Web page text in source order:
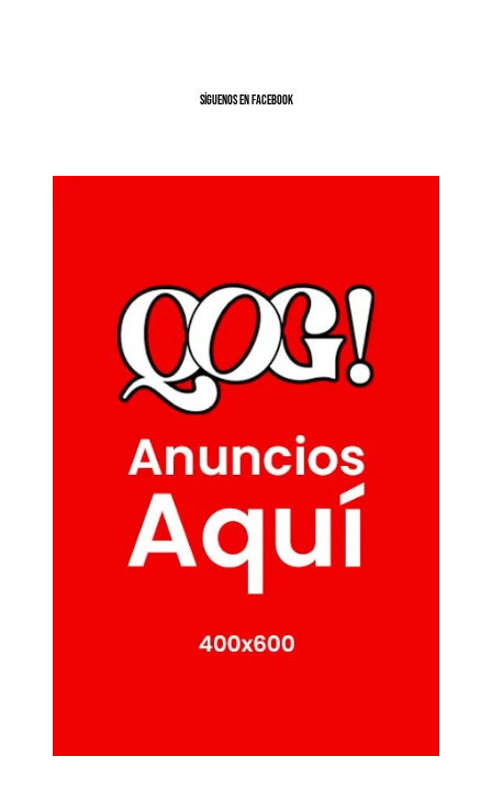
SíGUENOS EN FACEBOOK